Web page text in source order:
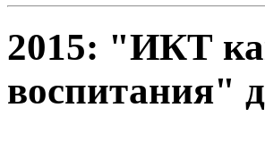
2015: "ИКТ
воспитания"